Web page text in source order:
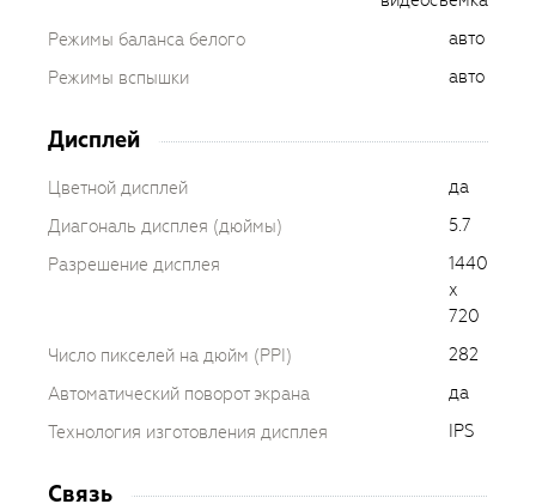
Режимы баланса белого
авто
Режимы вспышки
авто
Дисплей
Цветной дисплей
да
Диагональ дисплея (дюймы)
5.7
Разрешение дисплея
1440
x
720
Число пикселей на дюйм (PPI)
282
Автоматический поворот экрана
да
Технология изготовления дисплея
IPS
Связь